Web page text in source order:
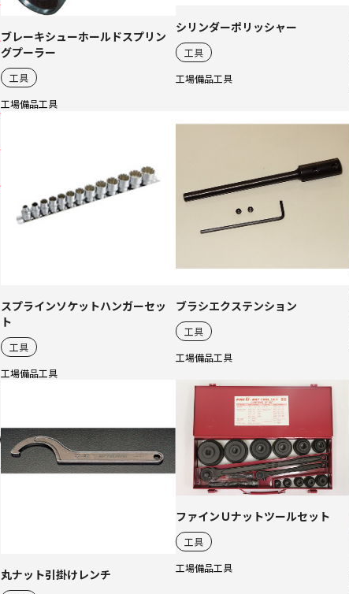
ブレーキシューホールドスプリン
グプーラー
工具
工場備品工具
シリンダーポリッシャー
工具
工場備品工具
スプラインソケットハンガーセッ
ト
工具
工場備品工具
ブラシエクステンション
工具
工場備品工具
丸ナット引掛けレンチ
ファインＵナットツールセット
工具
工場備品工具